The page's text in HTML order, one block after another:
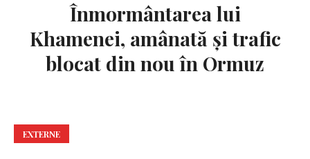
Înmormântarea lui
Khamenei, amânată și trafic
blocat din nou în Ormuz
EXTERNE